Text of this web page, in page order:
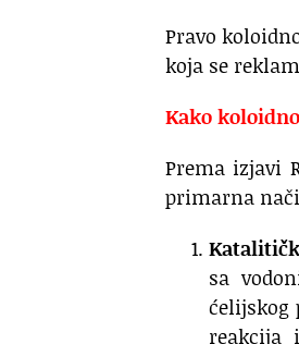
Pravo
koja se
Kako
Prema izjavi
primarna
sa
ćelijskog
reakcija